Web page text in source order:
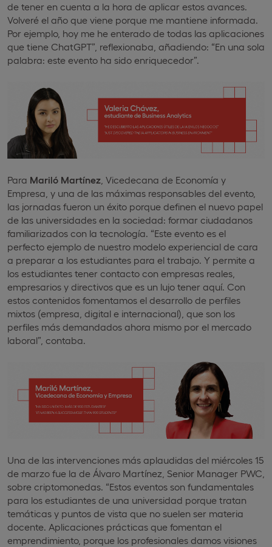
de tener en cuenta a la hora de aplicar estos avances.
Volveré el año que viene porque me mantiene informada.
Por ejemplo, hoy me he enterado de todas las aplicaciones
que tiene ChatGPT”, reflexionaba, añadiendo: “En una sola
palabra: este evento ha sido enriquecedor”.
Para Mariló Martínez , Vicedecana de Economía y
Empresa, y una de las máximas responsables del evento,
las jornadas fueron un éxito porque definen el nuevo papel
de las universidades en la sociedad: formar ciudadanos
familiarizados con la tecnología. “Este evento es el
perfecto ejemplo de nuestro modelo experiencial de cara
a preparar a los estudiantes para el trabajo. Y permite a
los estudiantes tener contacto con empresas reales,
empresarios y directivos que es un lujo tener aquí. Con
estos contenidos fomentamos el desarrollo de perfiles
mixtos (empresa, digital e internacional), que son los
perfiles más demandados ahora mismo por el mercado
laboral”, contaba.
Una de las intervenciones más aplaudidas del miércoles 15
de marzo fue la de Álvaro Martínez, Senior Manager PWC,
sobre criptomonedas. “Estos eventos son fundamentales
para los estudiantes de una universidad porque tratan
temáticas y puntos de vista que no suelen ser materia
docente. Aplicaciones prácticas que fomentan el
emprendimiento, porque los profesionales damos visiones